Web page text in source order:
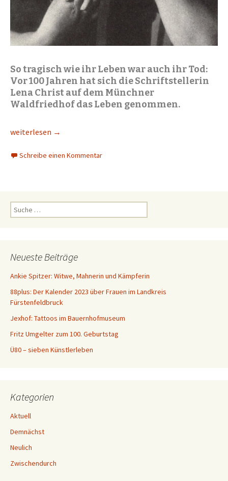
So tragisch wie ihr Leben war auch ihr Tod:
Vor 100 Jahren hat sich die Schriftstellerin
Lena Christ auf dem Münchner
Waldfriedhof das Leben genommen.
Lena Christ zum 100. Todestag
weiterlesen →
Schreibe einen Kommentar
u
n
c
h
:
Neueste Beiträge
Ankie Spitzer: Witwe, Mahnerin und Kämpferin
88plus: Der Kalender 2023 über Frauen im Landkreis
Fürstenfeldbruck
Jexhof: Tattoos im Bauernhofmuseum
Fritz Umgelter zum 100. Geburtstag
Ü80 – sieben Künstlerleben
Kategorien
Aktuell
Demnächst
Neulich
Zwischendurch